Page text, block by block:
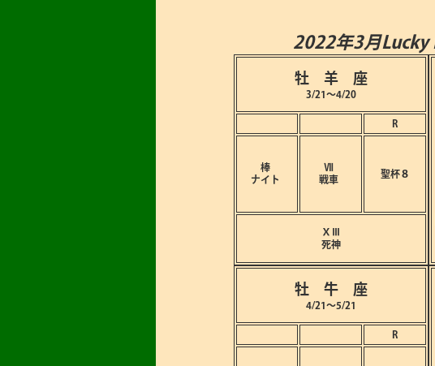
2022年3月Lucky
牡 羊 座
3/21～4/20
R
棒
ナイト
Ⅶ
戦車
聖杯８
ⅩⅢ
死神
牡 牛 座
4/21～5/21
R